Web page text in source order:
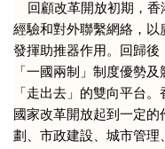
回顧改革開放初期，香
經驗和對外聯繫網絡，
發揮助推器作用。回歸
「一國兩制」制度優勢
「走出去」的雙向平台
國家改革開放起到一定
劃、市政建設、城市管理